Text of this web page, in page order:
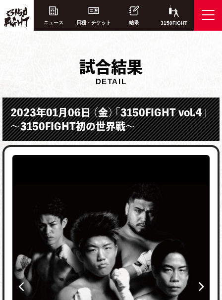
ニュース 日程・チケット 結果 3150FIGHT
試合結果
DETAIL
2023年01月06日 （金） 「3150FIGHT vol.4」
～3150FIGHT初の世界戦～